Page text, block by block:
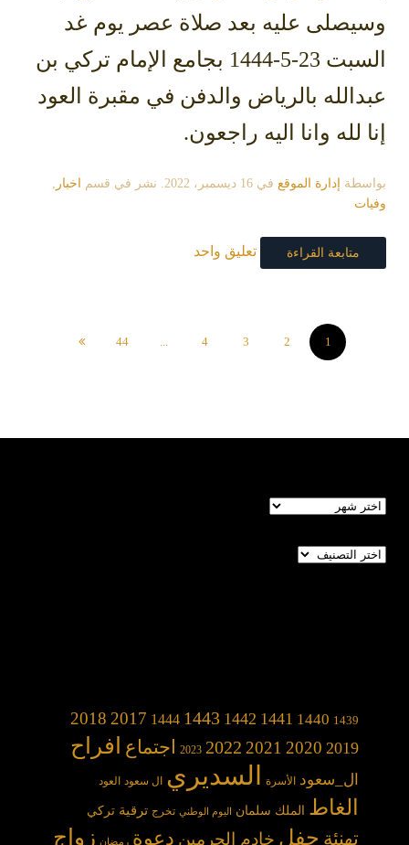
وسيصلى عليه بعد صلاة عصر يوم غد
السبت 23-5-1444 بجامع الإمام تركي بن
عبدالله بالرياض والدفن في مقبرة العود
إنا لله وانا اليه راجعون.
بواسطة إدارة الموقع في 16 ديسمبر، 2022 . نشر في قسم اخبار ,
وفيات
متابعة القراءة تعليق واحد
1
2
3
4
...
44
الأرشيف
تصنيفات
1439
1440
1441
1442
1443
1444
2017
2018
2019
2020
2021
2022
2023 اجتماع افراح
ال_سعود الأسرة السديري ال سعود العود
الغاط الملك سلمان اليوم الوطني تخرج ترقية تركي
تهنئة حفل خادم الحرمين دعوة رمضان زواج